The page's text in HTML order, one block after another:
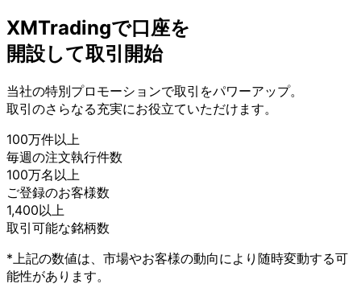
XMTradingで口座を
開設して取引開始
当社の特別プロモーションで取引をパワーアップ。
取引のさらなる充実にお役立ていただけます。
100万件以上
毎週の注文執行件数
100万名以上
ご登録のお客様数
1,400以上
取引可能な銘柄数
*上記の数値は、市場やお客様の動向により随時変動する可
能性があります。